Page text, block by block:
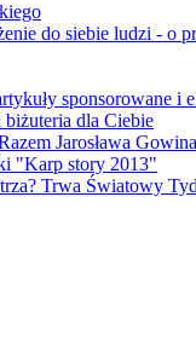
do siebie ludzi - o
sponsorowane i
dla Ciebie
Jarosława Gowina
"Karp story 2013"
Trwa Światowy